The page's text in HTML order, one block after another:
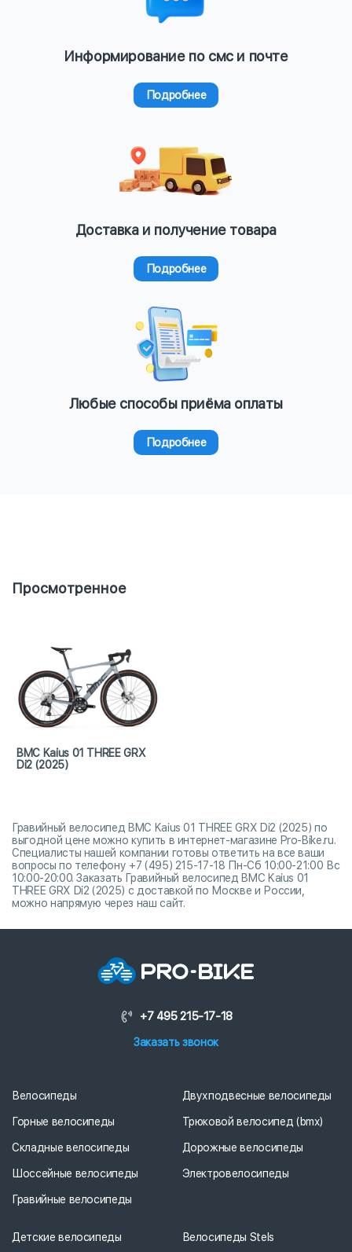
Информирование по смс и почте
Подробнее
Доставка и получение товара
Подробнее
Любые способы приёма оплаты
Подробнее
Просмотренное
BMC Kaius 01 THREE GRX
Di2 (2025)
Гравийный велосипед BMC Kaius 01 THREE GRX Di2 (2025) по
выгодной цене можно купить в интернет-магазине Pro-Bike.ru.
Специалисты нашей компании готовы ответить на все ваши
вопросы по телефону +7 (495) 215-17-18 Пн-Сб 10:00-21:00 Вс
10:00-20:00. Заказать Гравийный велосипед BMC Kaius 01
THREE GRX Di2 (2025) с доставкой по Москве и России,
можно напрямую через наш сайт.
+7 495 215-17-18
Заказать звонок
Велосипеды
Горные велосипеды
Складные велосипеды
Шоссейные велосипеды
Гравийные велосипеды
Двухподвесные велосипеды
Трюковой велосипед (bmx)
Дорожные велосипеды
Электровелосипеды
Детские велосипеды Велосипеды Stels